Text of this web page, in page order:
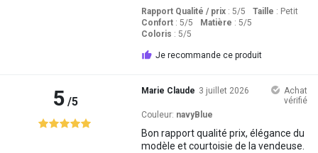
Rapport Qualité / prix: 5/5 Taille : Petit
Confort: 5/5 Matière : 5/5
Coloris : 5/5
Je recommande ce produit
5/5
Marie Claude 3 juillet 2026
Achat
vérifié
Couleur: navyBlue
Bon rapport qualité prix, élégance du
modèle et courtoisie de la vendeuse.